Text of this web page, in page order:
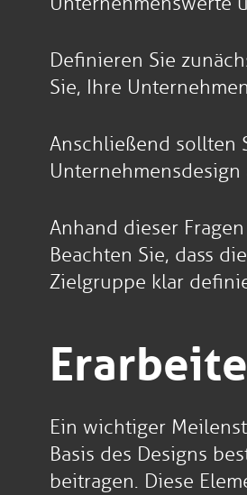
Definieren Sie
Sie, Ihre
Anschließend sollten
Anhand dieser
Beachten Sie, dass
Zielgruppe klar
Ein wichtiger
Basis des Designs
beitragen. Diese